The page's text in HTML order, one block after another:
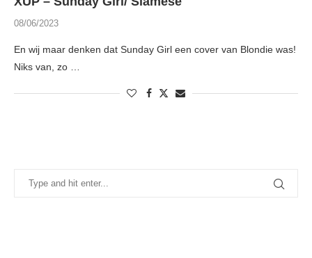
08/06/2023
En wij maar denken dat Sunday Girl een cover van Blondie was!
Niks van, zo …